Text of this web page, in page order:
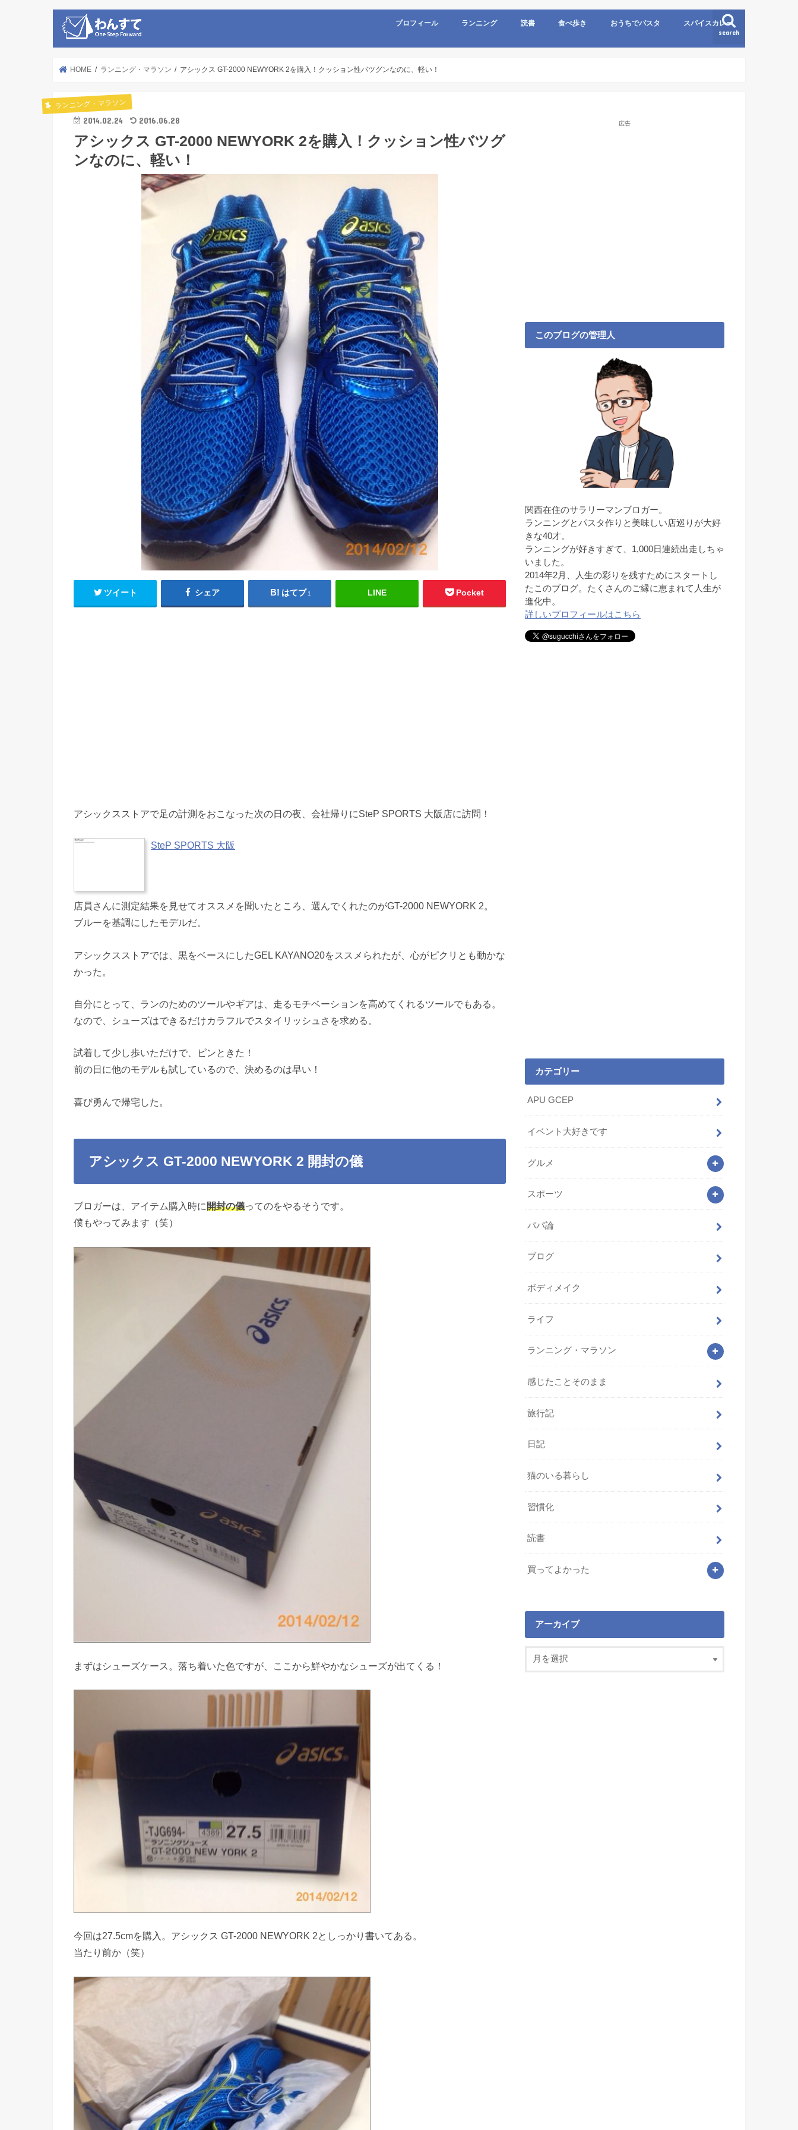
search
プロフィール ランニング 読書 食べ歩き おうちでパスタ スパイスカレー
HOME ランニング・マラソン アシックス GT-2000 NEWYORK 2を購入！クッション性バツグンなのに、軽い！
ランニング・マラソン
2014.02.24 2016.06.28
アシックス GT-2000 NEWYORK 2を購入！クッション性バツグ
ンなのに、軽い！
ツイート シェア はてブ1 LINE Pocket
アシックスストアで足の計測をおこなった次の日の夜、会社帰りにSteP SPORTS 大阪店に訪問！
SteP SPORTS 大阪
店員さんに測定結果を見せてオススメを聞いたところ、選んでくれたのがGT-2000 NEWYORK 2。
ブルーを基調にしたモデルだ。
アシックスストアでは、黒をベースにしたGEL KAYANO20をススメられたが、心がピクリとも動かな
かった。
自分にとって、ランのためのツールやギアは、走るモチベーションを高めてくれるツールでもある。
なので、シューズはできるだけカラフルでスタイリッシュさを求める。
試着して少し歩いただけで、ピンときた！
前の日に他のモデルも試しているので、決めるのは早い！
喜び勇んで帰宅した。
アシックス GT-2000 NEWYORK 2 開封の儀
ブロガーは、アイテム購入時に開封の儀ってのをやるそうです。
僕もやってみます（笑）
まずはシューズケース。落ち着いた色ですが、ここから鮮やかなシューズが出てくる！
今回は27.5cmを購入。アシックス GT-2000 NEWYORK 2としっかり書いてある。
当たり前か（笑）
広告
このブログの管理人
関西在住のサラリーマンブロガー。
ランニングとパスタ作りと美味しい店巡りが大好
きな40才。
ランニングが好きすぎて、1,000日連続出走しちゃ
いました。
2014年2月、人生の彩りを残すためにスタートし
たこのブログ。たくさんのご縁に恵まれて人生が
進化中。
詳しいプロフィールはこちら
カテゴリー
APU GCEP
イベント大好きです
グルメ
スポーツ
パパ論
ブログ
ボディメイク
ライフ
ランニング・マラソン
感じたことそのまま
旅行記
日記
猫のいる暮らし
習慣化
読書
買ってよかった
アーカイブ